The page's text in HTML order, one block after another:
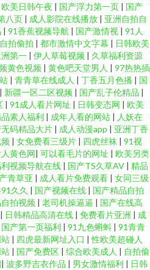
欧美日韩午夜 | 国产浮力第一页 | 国产
八页 | 成人影院在线播放 | 亚洲自拍自
| 91香蕉视频导航 | 国产激情视 | 91人
拍偷拍 | 都市激情中文字幕 | 日韩欧美
第一 | 伊人草莓视频 | 久草福利资源
黄色视频 | 黄色吧天堂男人 | 97热热插
| 青青草在线成人 | 丁香五月色播 | 国
| 新疆一区二区视频 | 国产乱子伦精品 |
| 91成人看片网址 | 日韩变态网 | 欧美
素人福利 | 成年人看的网站 | 人妖在
码精品大片 | 成人动漫app | 亚洲丁香
| 女免费看三级片 | 四虎丝袜 | 91视
黄色网| 可以看毛片的网址 | 欧美另类
视频导航在线 | 国产TS久草AV | 精品
青草亚 | 成人看片免费观看 | 女同三级
久久 | 国产视频在线 | 国产精品自拍
拍视频 | 老司机操逼逼 | 国产在线高
| 日韩精品高清在线 | 免费看片亚洲 | 成
国产第一页福利 | 91九色蝌蚪 | 91青青
| 四虎最新网址入口 |性欧美超碰人
| 国产免费区 | 综合欧美成人 | 自拍偷
| 波多野吉衣作品 | 男女激情福利 | 日韩